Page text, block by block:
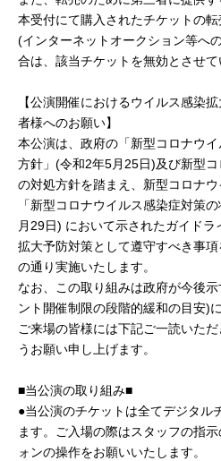
本受付にて購入されたチケットの
(インターネットオークション等へ
合は、該当チケットを無効とさせて
【公演開催におけるウイルス感染
者様へのお願い】
本公演は、政府の「新型コロナウ
方針」(令和2年5月25日)及び新型
の対処方針を踏まえ、新型コロナ
「新型コロナウイルス感染症対策
月29日) において示されたガイド
拡大予防対策として遵守すべき事
の通り実施いたします。
なお、この取り組みは政府が今後
ント開催制限の段階的緩和の目安)
ご来場の皆様には下記ご一読いた
うお願い申し上げます。
■当公演の取り組み■
●当公演のチケットは全てデジタル
ます。ご入場の際はスタッフの指
ォンの操作をお願いいたします。